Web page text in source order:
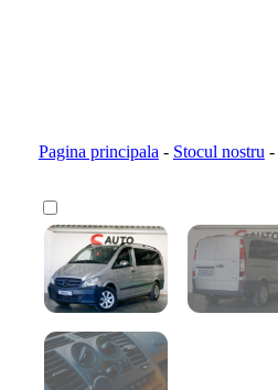
Pagina principala - Stocul nostru -